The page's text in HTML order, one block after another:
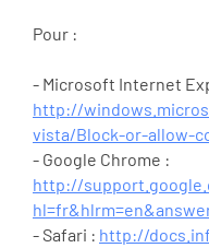
Pour :
- Microsoft Internet
http://
vista/Block-or-allow-
- Google Chrome :
http://
- Safari : http://